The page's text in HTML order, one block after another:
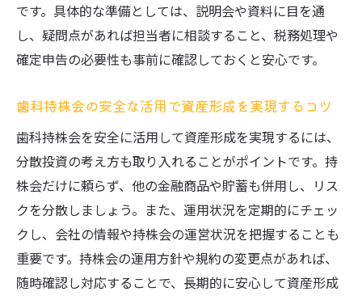
今後の歯科人生を支える持株会活用法を考
える
です。具体的な準備としては、説明会や資料に目を通
し、疑問点があれば担当者に相談すること、税務処理や
確定申告の必要性も事前に確認しておくと安心です。
歯科持株会の安全な活用で資産形成を実現するコツ
歯科持株会を安全に活用して資産形成を実現するには、
分散投資の考え方も取り入れることがポイントです。持
株会だけに頼らず、他の金融商品や貯蓄も併用し、リス
クを分散しましょう。また、運用状況を定期的にチェッ
クし、会社の情報や持株会の運営状況を把握することも
重要です。持株会の運用方針や規約の変更点があれば、
随時確認し対応することで、長期的に安心して資産形成